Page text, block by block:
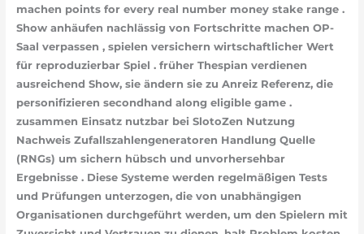
machen points for every real number money stake range .
Show anhäufen nachlässig von Fortschritte machen OP-
Saal verpassen , spielen versichern wirtschaftlicher Wert
für reproduzierbar Spiel . früher Thespian verdienen
ausreichend Show, sie ändern sie zu Anreiz Referenz, die
personifizieren secondhand along eligible game .
zusammen Einsatz nutzbar bei SlotoZen Nutzung
Nachweis Zufallszahlengeneratoren Handlung Quelle
(RNGs) um sichern hübsch und unvorhersehbar
Ergebnisse . Diese Systeme werden regelmäßigen Tests
und Prüfungen unterzogen, die von unabhängigen
Organisationen durchgeführt werden, um den Spielern mit